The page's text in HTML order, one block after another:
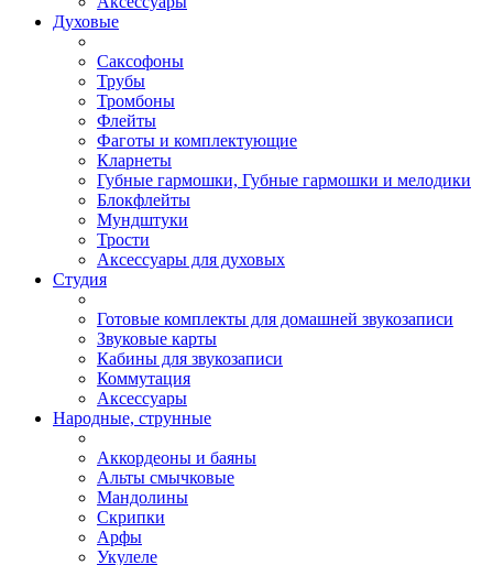
Духовые
Саксофоны
Трубы
Тромбоны
Флейты
Фаготы и комплектующие
Кларнеты
Губные гармошки, Губные гармошки и мелодики
Блокфлейты
Мундштуки
Трости
Аксессуары для духовых
Студия
Готовые комплекты для домашней звукозаписи
Звуковые карты
Кабины для звукозаписи
Коммутация
Аксессуары
Народные, струнные
Аккордеоны и баяны
Альты смычковые
Мандолины
Скрипки
Арфы
Укулеле